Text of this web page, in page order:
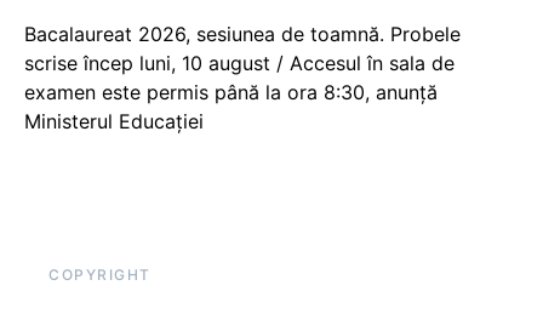
Bacalaureat 2026, sesiunea de toamnă. Probele
scrise încep luni, 10 august / Accesul în sala de
examen este permis până la ora 8:30, anunță
Ministerul Educației
COPYRIGHT